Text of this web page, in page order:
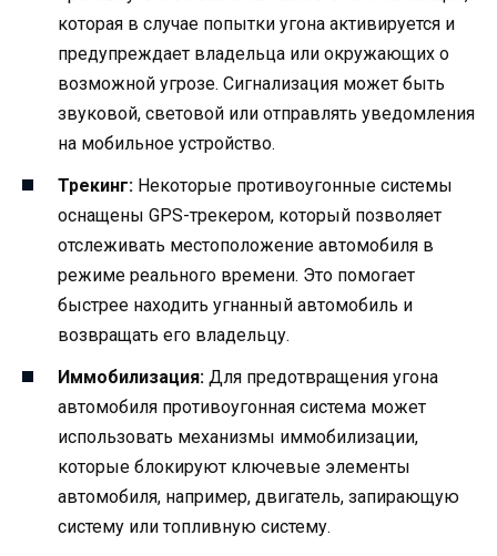
которая в случае попытки угона активируется и
предупреждает владельца или окружающих о
возможной угрозе. Сигнализация может быть
звуковой, световой или отправлять уведомления
на мобильное устройство.
Трекинг: Некоторые противоугонные системы
оснащены GPS-трекером, который позволяет
отслеживать местоположение автомобиля в
режиме реального времени. Это помогает
быстрее находить угнанный автомобиль и
возвращать его владельцу.
Иммобилизация: Для предотвращения угона
автомобиля противоугонная система может
использовать механизмы иммобилизации,
которые блокируют ключевые элементы
автомобиля, например, двигатель, запирающую
систему или топливную систему.